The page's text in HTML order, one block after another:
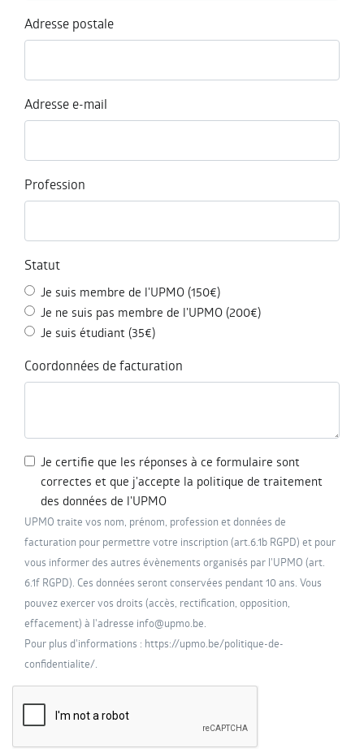
Adresse postale
Adresse e-mail
Profession
Statut
Je suis membre de l'UPMO (150€)
Je ne suis pas membre de l'UPMO (200€)
Je suis étudiant (35€)
Coordonnées de facturation
Je certifie que les réponses à ce formulaire sont
correctes et que j'accepte la politique de traitement
des données de l'UPMO
UPMO traite vos nom, prénom, profession et données de
facturation pour permettre votre inscription (art.6.1b RGPD) et pour
vous informer des autres évènements organisés par l'UPMO (art.
6.1f RGPD). Ces données seront conservées pendant 10 ans. Vous
pouvez exercer vos droits (accès, rectification, opposition,
effacement) à l'adresse info@upmo.be.
Pour plus d'informations : https://upmo.be/politique-de-
confidentialite/.